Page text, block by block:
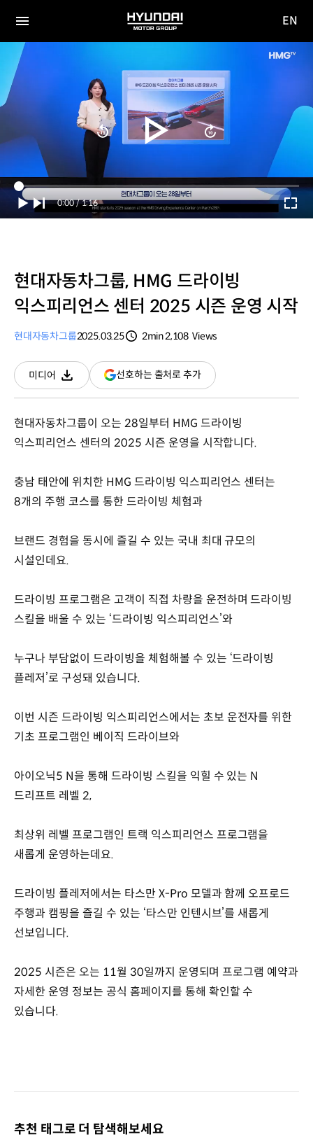
전체
메뉴
HYUNDAI
MOTOR
사이
EN
Current
Time
0:00 / Duration
1:16
현대자동차그룹, HMG 드라이빙
익스피리언스 센터 2025 시즌 운영 시작
현대자동차그룹2025.03.25
2min2,108 Views
미디어
다운로드
선호하는 출처로 추가(새
창
현대자동차그룹이 오는 28일부터 HMG 드라이빙
익스피리언스 센터의 2025 시즌 운영을 시작합니다.
충남 태안에 위치한 HMG 드라이빙 익스피리언스 센터는
8개의 주행 코스를 통한 드라이빙 체험과
브랜드 경험을 동시에 즐길 수 있는 국내 최대 규모의
시설인데요.
드라이빙 프로그램은 고객이 직접 차량을 운전하며 드라이빙
스킬을 배울 수 있는 ‘드라이빙 익스피리언스’와
누구나 부담없이 드라이빙을 체험해볼 수 있는 ‘드라이빙
플레저’로 구성돼 있습니다.
이번 시즌 드라이빙 익스피리언스에서는 초보 운전자를 위한
기초 프로그램인 베이직 드라이브와
아이오닉5 N을 통해 드라이빙 스킬을 익힐 수 있는 N
드리프트 레벨 2,
최상위 레벨 프로그램인 트랙 익스피리언스 프로그램을
새롭게 운영하는데요.
드라이빙 플레저에서는 타스만 X-Pro 모델과 함께 오프로드
주행과 캠핑을 즐길 수 있는 ‘타스만 인텐시브’를 새롭게
선보입니다.
2025 시즌은 오는 11월 30일까지 운영되며 프로그램 예약과
자세한 운영 정보는 공식 홈페이지를 통해 확인할 수
있습니다.
추천 태그로 더 탐색해보세요